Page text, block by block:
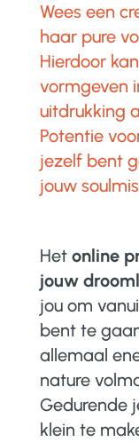
Wees een
haar pure
Hierdoor
vormgeven
uitdrukking
Potentie
jezelf bent
jouw
Het online
jouw
jou om
bent te
allemaal
nature
Gedurende
klein te